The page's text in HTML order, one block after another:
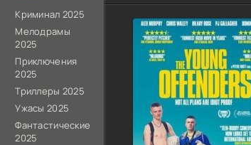
Криминал 2025
Мелодрамы
2025
Приключения
2025
Триллеры 2025
Ужасы 2025
Фантастические
2025